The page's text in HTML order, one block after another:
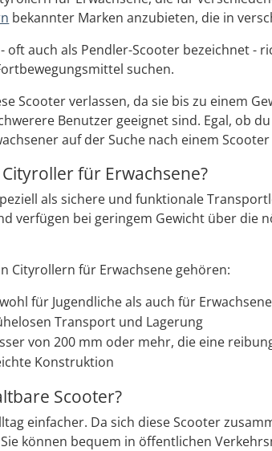
bekannter Marken anzubieten, die in
oft auch als Pendler-Scooter bezeichnet -
suchen.
Scooter verlassen, da sie bis zu einem
Benutzer geeignet sind. Egal, ob
auf der Suche nach einem
für Erwachsene?
als sichere und funktionale
verfügen bei geringem Gewicht über die
Cityrollern für Erwachsene gehören:
für Jugendliche als auch für
Transport und Lagerung
von 200 mm oder mehr, die eine
Konstruktion
Scooter?
einfacher. Da sich diese Scooter
können bequem in öffentlichen